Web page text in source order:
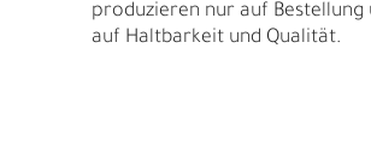
produzieren nur auf Bestellung
auf Haltbarkeit und Qualität.